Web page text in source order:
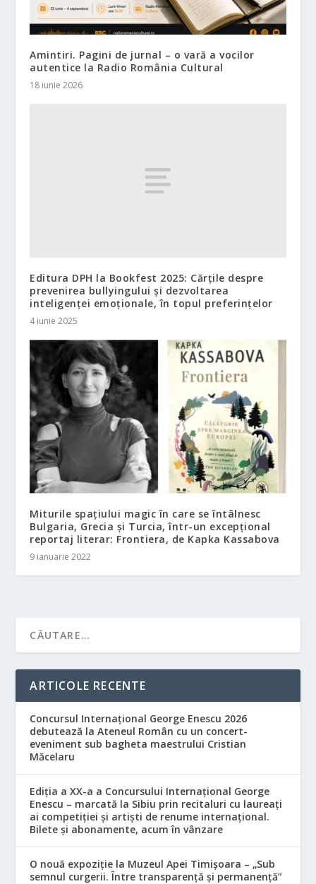
Amintiri. Pagini de jurnal – o vară a vocilor
autentice la Radio România Cultural
18 iunie 2026
Editura DPH la Bookfest 2025: Cărțile despre
prevenirea bullyingului și dezvoltarea
inteligenței emoționale, în topul preferințelor
4 iunie 2025
Miturile spațiului magic în care se întâlnesc
Bulgaria, Grecia și Turcia, într-un excepțional
reportaj literar: Frontiera, de Kapka Kassabova
9 ianuarie 2022
ARTICOLE RECENTE
Concursul Internațional George Enescu 2026
debutează la Ateneul Român cu un concert-
eveniment sub bagheta maestrului Cristian
Măcelaru
Ediția a XX-a a Concursului Internațional George
Enescu – marcată la Sibiu prin recitaluri cu laureați
ai competiției și artiști de renume internațional.
Bilete și abonamente, acum în vânzare
O nouă expoziție la Muzeul Apei Timișoara – „Sub
semnul curgerii. Între transparență și permanență”